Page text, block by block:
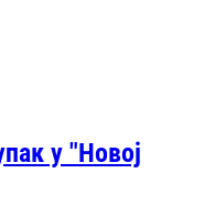
у "Новој